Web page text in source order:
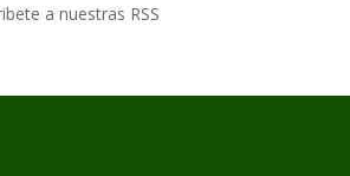
a nuestras RSS